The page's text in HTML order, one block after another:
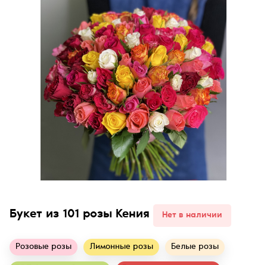
Букет из 101 розы Кения Нет в наличии
Розовые розы Лимонные розы Белые розы